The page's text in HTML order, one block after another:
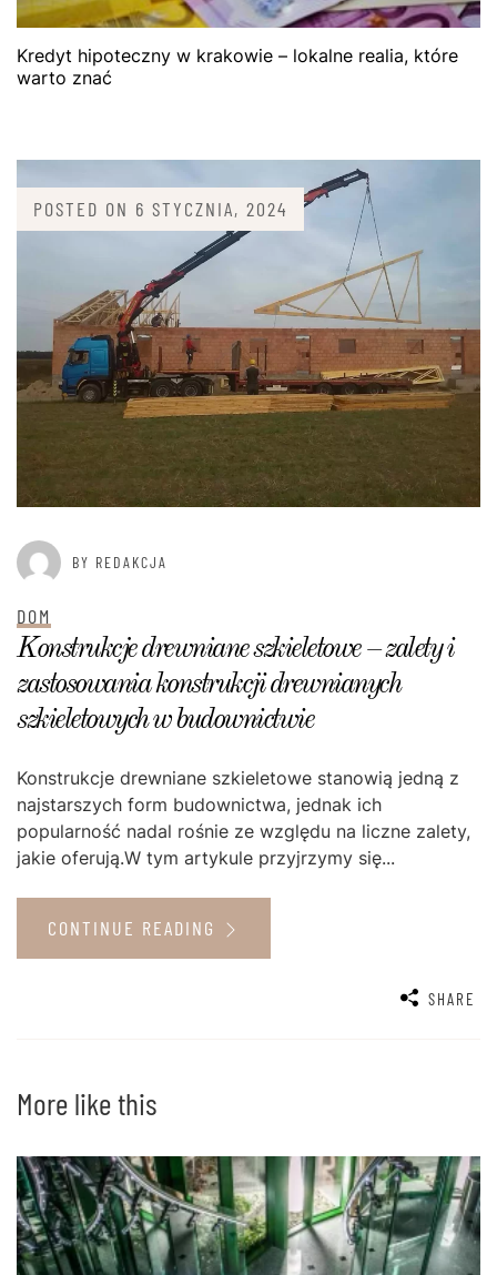
Kredyt hipoteczny w krakowie – lokalne realia, które
warto znać
POSTED ON 6 STYCZNIA, 2024
BY REDAKCJA
DOM
Konstrukcje drewniane szkieletowe – zalety i
zastosowania konstrukcji drewnianych
szkieletowych w budownictwie
Konstrukcje drewniane szkieletowe stanowią jedną z
najstarszych form budownictwa, jednak ich
popularność nadal rośnie ze względu na liczne zalety,
jakie oferują.W tym artykule przyjrzymy się...
CONTINUE READING
SHARE
More like this